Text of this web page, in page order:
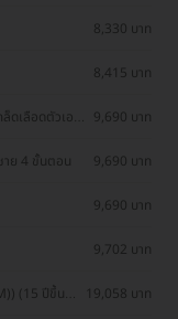
8,330 บาท
8,415 บาท
ดเลือดตัวเอง
9,690 บาท
าย 4 ขั้นตอน 9,690 บาท
9,690 บาท
9,702 บาท
(15 ปีขึ้น
19,058 บาท